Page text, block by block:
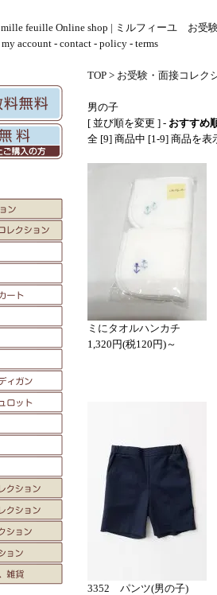
mille feuille Online shop | ミルフィーユ お受
my account - contact - policy - terms
TOP > お受験・面接コレク
男の子
[ 並び順を変更 ] - おすすめ
全 [9] 商品中 [1-9] 商品を表
ミにタオルハンカチ
1,320円(税120円)～
3352 パンツ(男の子)